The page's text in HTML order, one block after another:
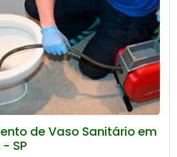
de Vaso Sanitário em
SP